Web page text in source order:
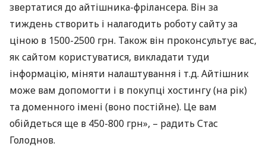
звертатися до айтішника-фрілансера. Він за
тиждень створить і налагодить роботу сайту за
ціною в 1500-2500 грн. Також він проконсультує вас,
як сайтом користуватися, викладати туди
інформацію, міняти налаштування і т.д. Айтішник
може вам допомогти і в покупці хостингу (на рік)
та доменного імені (воно постійне). Це вам
обійдеться ще в 450-800 грн», – радить Стас
Голоднов.